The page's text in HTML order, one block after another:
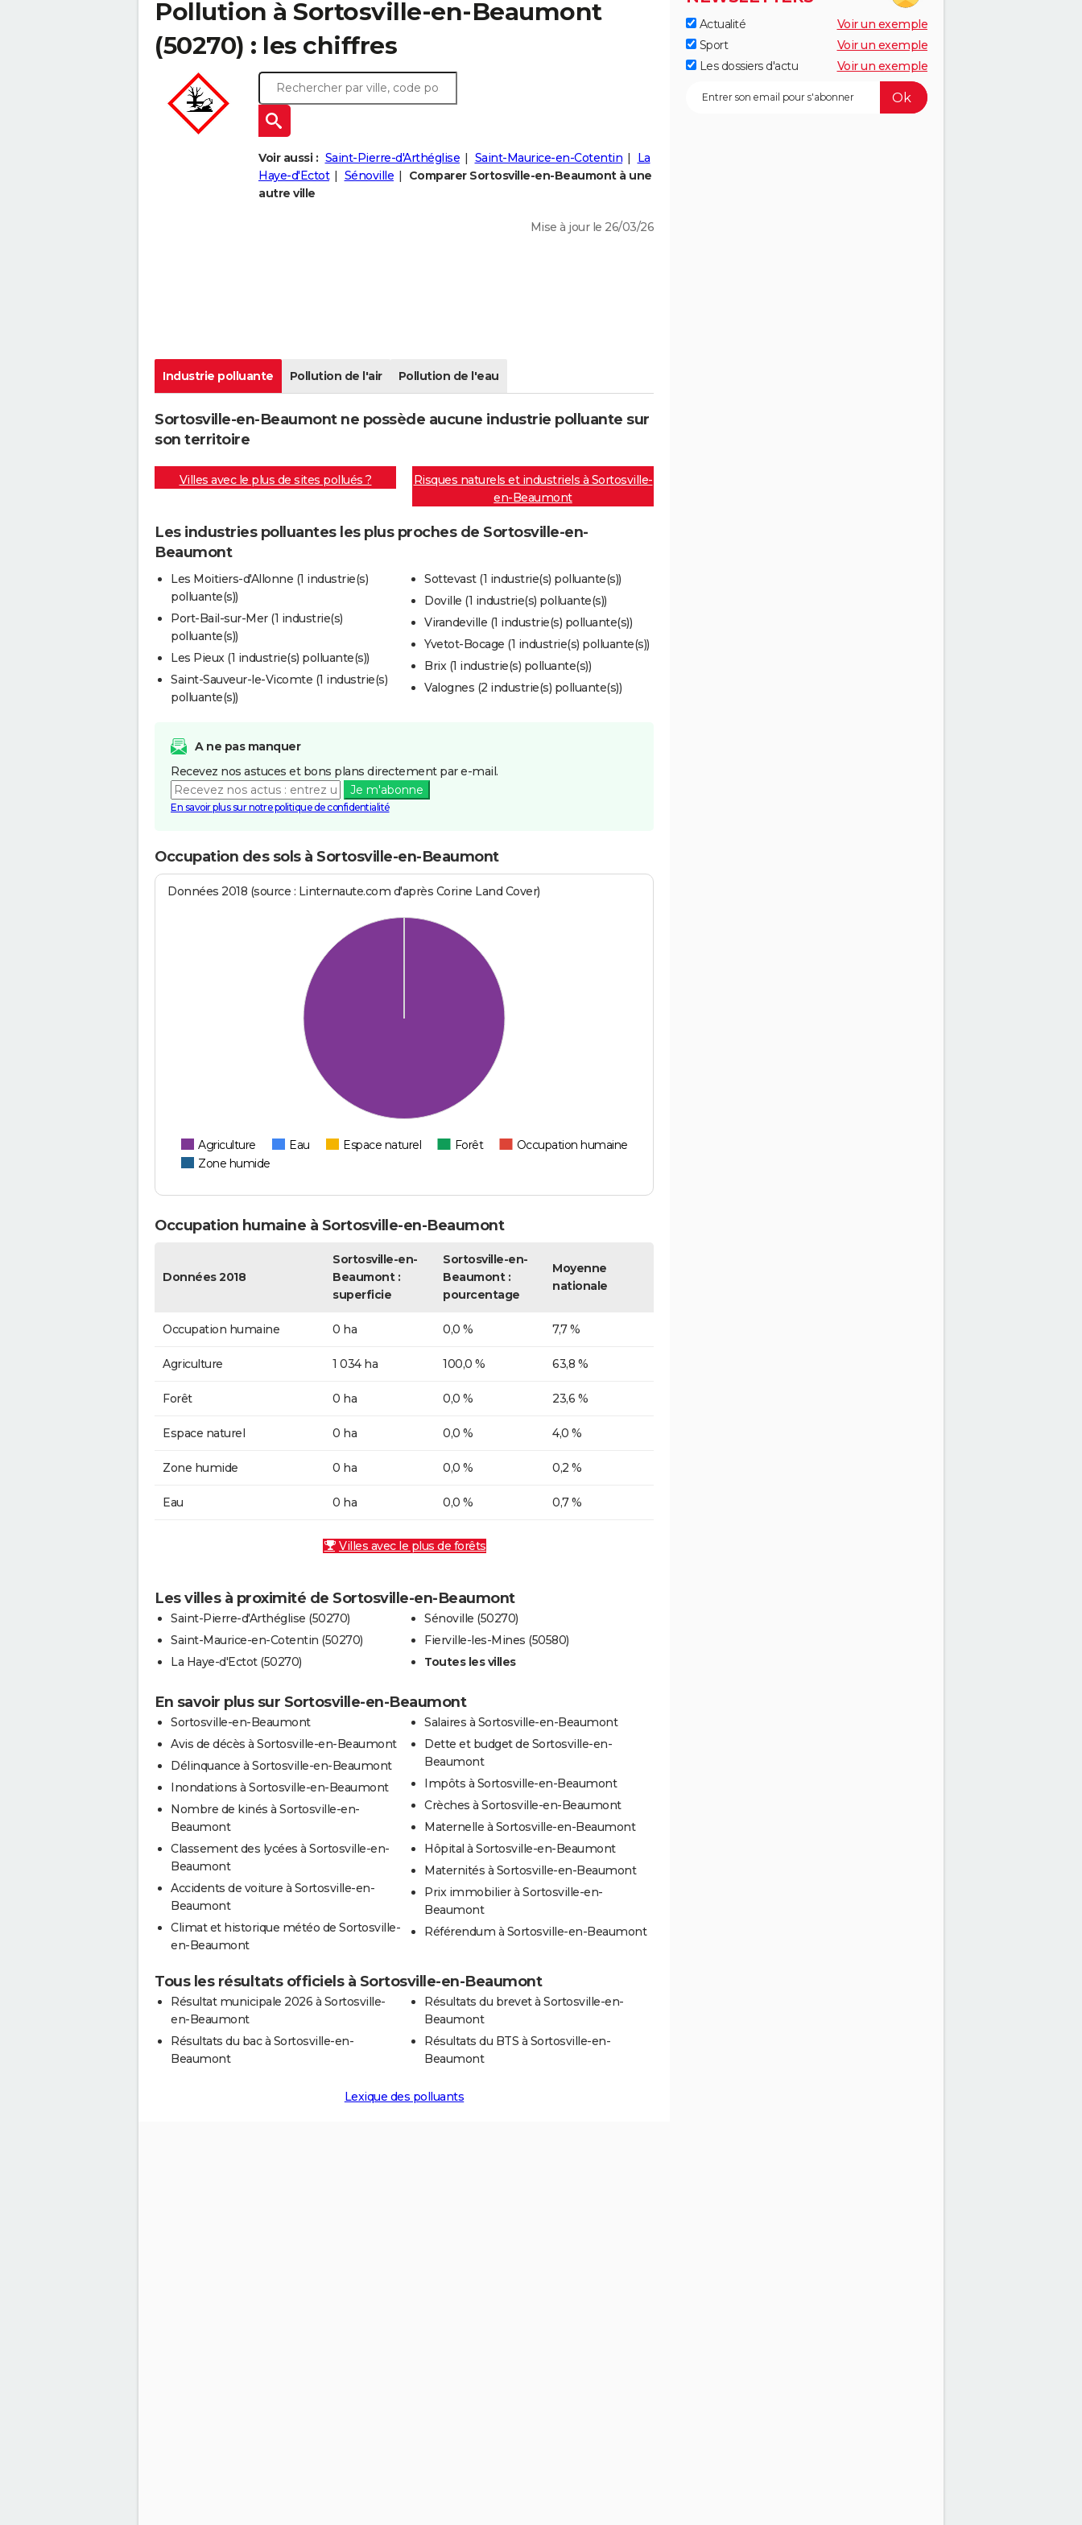
Pollution à Sortosville-en-Beaumont
(50270) : les chiffres
Voir aussi : Saint-Pierre-d'Arthéglise Saint-Maurice-en-Cotentin
La
Haye-d'Ectot
Sénoville
Comparer Sortosville-en-Beaumont à une
autre ville
Mise à jour le 26/03/26
Industrie polluante Pollution de l'air Pollution de l'eau
Sortosville-en-Beaumont ne possède aucune industrie polluante sur
son territoire
Villes avec le plus de sites pollués ?
Risques naturels et industriels à Sortosville-
en-Beaumont
Les industries polluantes les plus proches de Sortosville-en-
Beaumont
Les Moitiers-d'Allonne (1 industrie(s)
polluante(s))
Port-Bail-sur-Mer (1 industrie(s)
polluante(s))
Les Pieux (1 industrie(s) polluante(s))
Saint-Sauveur-le-Vicomte (1 industrie(s)
polluante(s))
Sottevast (1 industrie(s) polluante(s))
Doville (1 industrie(s) polluante(s))
Virandeville (1 industrie(s) polluante(s))
Yvetot-Bocage (1 industrie(s) polluante(s))
Brix (1 industrie(s) polluante(s))
Valognes (2 industrie(s) polluante(s))
A ne pas manquer
Recevez nos astuces et bons plans directement par e-mail.
Je m'abonne
En savoir plus sur notre politique de confidentialité
Occupation des sols à Sortosville-en-Beaumont
Données 2018 (source : Linternaute.com d'après Corine Land Cover)
Agriculture Eau Espace naturel Forêt
Occupation humaine
Zone humide
Occupation humaine à Sortosville-en-Beaumont
Données 2018
Sortosville-en-
Beaumont :
superficie
Sortosville-en-
Beaumont :
pourcentage
Moyenne
nationale
Occupation humaine 0 ha 0,0 % 7,7 %
Agriculture 1 034 ha 100,0 % 63,8 %
Forêt 0 ha 0,0 % 23,6 %
Espace naturel 0 ha 0,0 % 4,0 %
Zone humide 0 ha 0,0 % 0,2 %
Eau 0 ha 0,0 % 0,7 %
Villes avec le plus de forêts
Les villes à proximité de Sortosville-en-Beaumont
Saint-Pierre-d'Arthéglise (50270)
Saint-Maurice-en-Cotentin (50270)
La Haye-d'Ectot (50270)
Sénoville (50270)
Fierville-les-Mines (50580)
Toutes les villes
En savoir plus sur Sortosville-en-Beaumont
Sortosville-en-Beaumont
Avis de décès à Sortosville-en-Beaumont
Délinquance à Sortosville-en-Beaumont
Inondations à Sortosville-en-Beaumont
Nombre de kinés à Sortosville-en-
Beaumont
Classement des lycées à Sortosville-en-
Beaumont
Accidents de voiture à Sortosville-en-
Beaumont
Climat et historique météo de Sortosville-
en-Beaumont
Salaires à Sortosville-en-Beaumont
Dette et budget de Sortosville-en-
Beaumont
Impôts à Sortosville-en-Beaumont
Crèches à Sortosville-en-Beaumont
Maternelle à Sortosville-en-Beaumont
Hôpital à Sortosville-en-Beaumont
Maternités à Sortosville-en-Beaumont
Prix immobilier à Sortosville-en-
Beaumont
Référendum à Sortosville-en-Beaumont
Tous les résultats officiels à Sortosville-en-Beaumont
Résultat municipale 2026 à Sortosville-
en-Beaumont
Résultats du bac à Sortosville-en-
Beaumont
Résultats du brevet à Sortosville-en-
Beaumont
Résultats du BTS à Sortosville-en-
Beaumont
Lexique des polluants
Actualité
Voir un exemple
Sport
Voir un exemple
Les dossiers d'actu
Voir un exemple